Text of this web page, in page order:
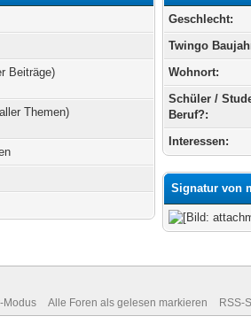
Beiträge)
Themen)
Geschlecht:
Twingo
Wohnort:
Schüler /
Beruf?:
Interessen:
Signatur von
Modus Alle Foren als gelesen markieren RSS-